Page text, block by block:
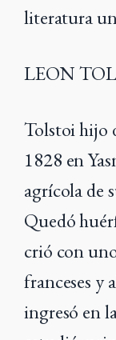
literatura
LEON
Tolstoi hijo
1828 en
agrícola de
Quedó
crió con
franceses y
ingresó en